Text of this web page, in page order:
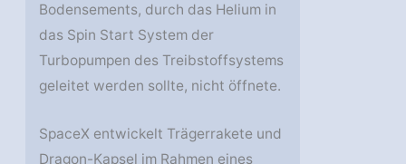
Bodensements, durch das Helium in
das Spin Start System der
Turbopumpen des Treibstoffsystems
geleitet werden sollte, nicht öffnete.
SpaceX entwickelt Trägerrakete und
Dragon-Kapsel im Rahmen eines